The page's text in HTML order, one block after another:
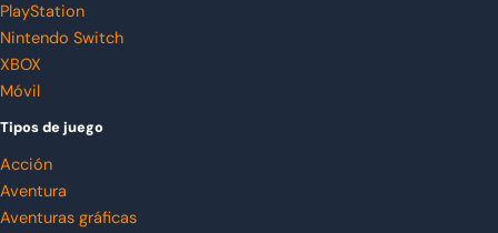
PlayStation
Nintendo Switch
XBOX
Móvil
Tipos de juego
Acción
Aventura
Aventuras gráficas